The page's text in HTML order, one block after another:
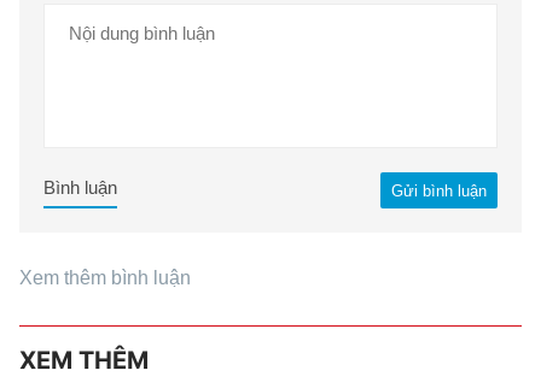
Gửi bình luận
Bình luận
Xem thêm bình luận
XEM THÊM